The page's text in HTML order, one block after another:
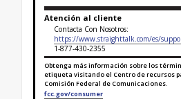
Atención al cliente
Contacta Con Nosotros:
https://www.straighttalk.com/es/
1-877-430-2355
Obtenga más información sobre los
etiqueta visitando el Centro de recursos
Comisión Federal de Comunicaciones.
fcc.gov/consumer